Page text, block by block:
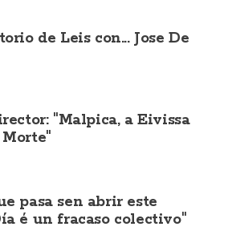
de Leis con... Jose De
"Malpica, a Eivissa
pasa sen abrir este
é un fracaso colectivo"